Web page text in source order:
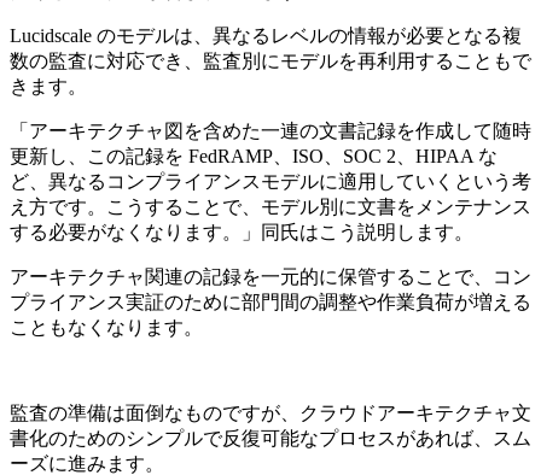
Lucidscale のモデルは、異なるレベルの情報が必要となる複
数の監査に対応でき、監査別にモデルを再利用することもで
きます。
「アーキテクチャ図を含めた一連の文書記録を作成して随時
更新し、この記録を FedRAMP、ISO、SOC 2、HIPAA な
ど、異なるコンプライアンスモデルに適用していくという考
え方です。こうすることで、モデル別に文書をメンテナンス
する必要がなくなります。」同氏はこう説明します。
アーキテクチャ関連の記録を一元的に保管することで、コン
プライアンス実証のために部門間の調整や作業負荷が増える
こともなくなります。
監査の準備は面倒なものですが、クラウドアーキテクチャ文
書化のためのシンプルで反復可能なプロセスがあれば、スム
ーズに進みます。